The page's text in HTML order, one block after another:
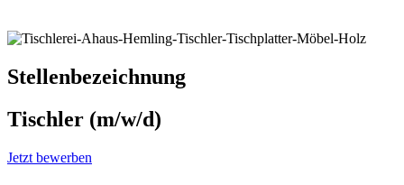
Stellenbezeichnung
Tischler (m/w/d)
Jetzt bewerben